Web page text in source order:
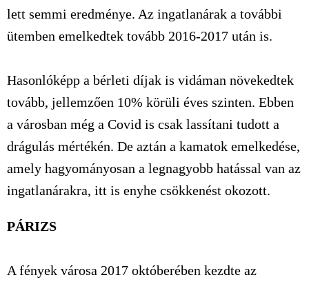
lett semmi eredménye. Az ingatlanárak a további
ütemben emelkedtek tovább 2016-2017 után is.
Hasonlóképp a bérleti díjak is vidáman növekedtek
tovább, jellemzően 10% körüli éves szinten. Ebben
a városban még a Covid is csak lassítani tudott a
drágulás mértékén. De aztán a kamatok emelkedése,
amely hagyományosan a legnagyobb hatással van az
ingatlanárakra, itt is enyhe csökkenést okozott.
PÁRIZS
A fények városa 2017 októberében kezdte az